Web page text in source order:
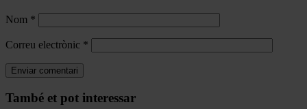
Nom *
Correu electrònic *
Navegar
També et pot interessar